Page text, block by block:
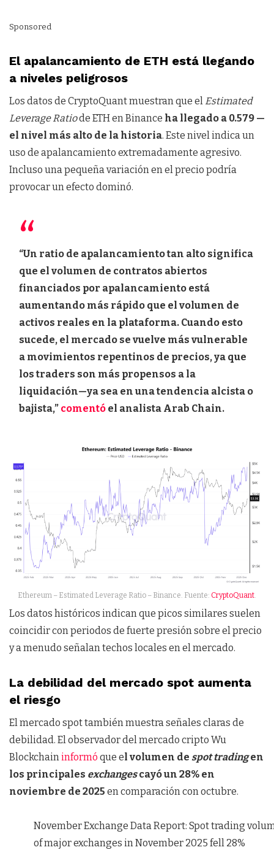
Sponsored
El apalancamiento de ETH está llegando
a niveles peligrosos
Los datos de CryptoQuant muestran que el Estimated
Leverage Ratiode ETH en Binance ha llegado a 0.579 —
el nivel más alto de la historia. Este nivel indica un
uso de apalancamiento extremadamente agresivo.
Incluso una pequeña variación en el precio podría
provocar un efecto dominó.
“Un ratio de apalancamiento tan alto significa
que el volumen de contratos abiertos
financiados por apalancamiento está
aumentando más rápido que el volumen de
activos reales en la plataforma. Cuando esto
sucede, el mercado se vuelve más vulnerable
a movimientos repentinos de precios, ya que
los traders son más propensos a la
liquidación—ya sea en una tendencia alcista o
bajista,” comentó el analista Arab Chain.
Ethereum – Estimated Leverage Ratio – Binance. Fuente: CryptoQuant.
Los datos históricos indican que picos similares suelen
coincidir con periodos de fuerte presión sobre el precio
y a menudo señalan techos locales en el mercado.
La debilidad del mercado spot aumenta
el riesgo
El mercado spot también muestra señales claras de
debilidad. El observador del mercado cripto Wu
Blockchaininformó que el volumen de spot tradingen
los principales exchangescayó un 28% en
noviembre de 2025 en comparación con octubre.
November Exchange Data Report: Spot trading
of major exchanges in November 2025 fell 28%